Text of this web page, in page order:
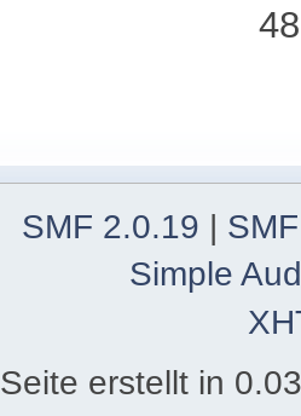
SMF 2.0.19 |
Simple
Seite erstellt in